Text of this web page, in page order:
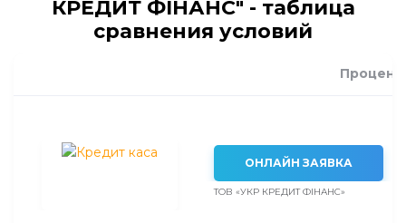
КРЕДИТ ФІНАНС" - таблица
сравнения условий
Процент
ОНЛАЙН ЗАЯВКА
ТОВ «УКР КРЕДИТ ФІНАНС»